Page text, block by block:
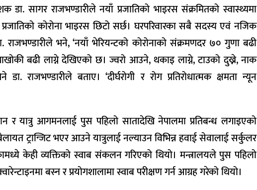
डा. सागर राजभण्डारीले नयाँ प्रजातिको भाइरस संक्रमितको स्वास्थ्यमा
कोरोना भाइरस छिटो सर्छ। घरपरिवारका सबै सदस्य एवं नजिक
राजभण्डारीले भने, ‘नयाँ भेरियन्टको कोरोनाको संक्रमणदर ७० गुणा बढी
बढी लाग्ने देखिएको छ। ज्वरो आउने, थकाइ लाग्ने, टाउको दुख्ने, नाक
बताए। ‘दीर्घरोगी र रोग प्रतिरोधात्मक क्षमता न्यून
यात्रु आगमनलाई पुस पहिलो सातादेखि नेपालमा प्रतिबन्ध लगाइएको
ट्रान्जिट भएर आउने यात्रुलाई नल्याउन विभिन्न हवाई सेवालाई सर्कुलर
केही व्यक्तिको स्वाब संकलन गरिएको थियो। मन्त्रालयले पुस पहिलो
बस्न र प्रयोगशालामा स्वाब परीक्षण गर्न आग्रह गरेको थियो।